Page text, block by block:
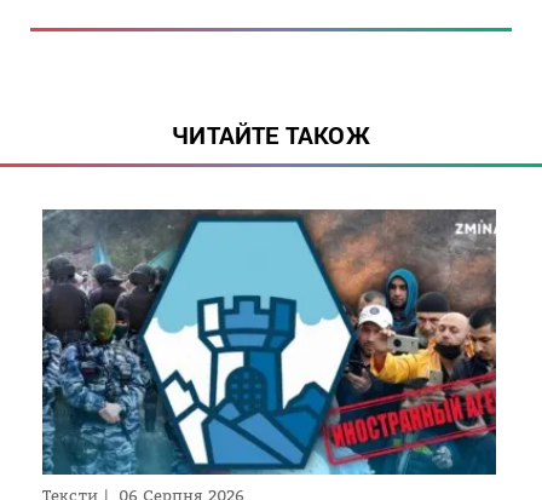
ЧИТАЙТЕ ТАКОЖ
Тексти 06 Серпня 2026